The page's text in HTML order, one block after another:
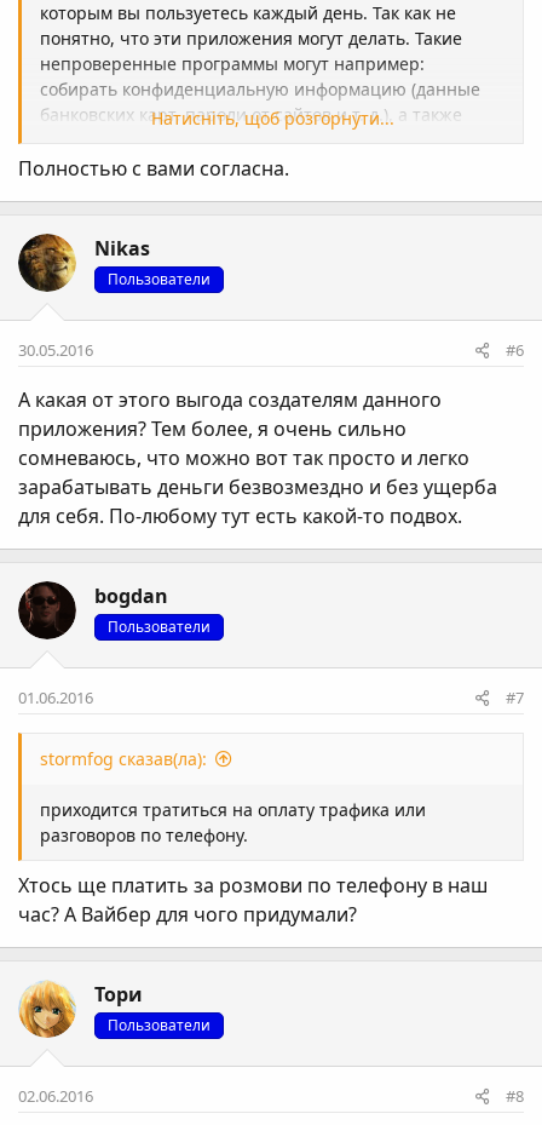
которым вы пользуетесь каждый день. Так как не
понятно, что эти приложения могут делать. Такие
непроверенные программы могут например:
собирать конфиденциальную информацию (данные
банковских карт, пароли от сайтов и т. д.), а также
то согласия. Да и вообще, они могут делать, что
Натисніть, щоб розгорнути...
Полностью с вами согласна.
Nikas
Пользователи
30.05.2016 #6
А какая от этого выгода создателям данного
приложения? Тем более, я очень сильно
сомневаюсь, что можно вот так просто и легко
зарабатывать деньги безвозмездно и без ущерба
для себя. По-любому тут есть какой-то подвох.
bogdan
Пользователи
01.06.2016 #7
stormfog сказав(ла):
приходится тратиться на оплату трафика или
разговоров по телефону.
Хтось ще платить за розмови по телефону в наш
час? А Вайбер для чого придумали?
Тори
Пользователи
02.06.2016 #8